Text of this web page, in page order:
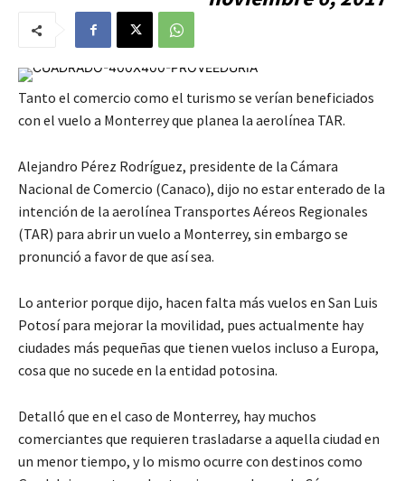
Tanto el comercio como el turismo se verían beneficiados
con el vuelo a Monterrey que planea la aerolínea TAR.
Alejandro Pérez Rodríguez, presidente de la Cámara
Nacional de Comercio (Canaco), dijo no estar enterado de la
intención de la aerolínea Transportes Aéreos Regionales
(TAR) para abrir un vuelo a Monterrey, sin embargo se
pronunció a favor de que así sea.
Lo anterior porque dijo, hacen falta más vuelos en San Luis
Potosí para mejorar la movilidad, pues actualmente hay
ciudades más pequeñas que tienen vuelos incluso a Europa,
cosa que no sucede en la entidad potosina.
Detalló que en el caso de Monterrey, hay muchos
comerciantes que requieren trasladarse a aquella ciudad en
un menor tiempo, y lo mismo ocurre con destinos como